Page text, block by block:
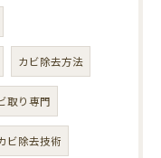
カビ除去方法
取り専門
ビ除去技術